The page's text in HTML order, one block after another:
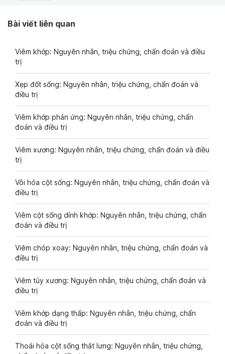
Bài viết liên quan
Viêm khớp: Nguyên nhân, triệu chứng, chẩn đoán và điều
trị
Xẹp đốt sống: Nguyên nhân, triệu chứng, chẩn đoán và
điều trị
Viêm khớp phản ứng: Nguyên nhân, triệu chứng, chẩn
đoán và điều trị
Viêm xương: Nguyên nhân, triệu chứng, chẩn đoán và điều
trị
Vôi hóa cột sống: Nguyên nhân, triệu chứng, chẩn đoán và
điều trị
Viêm cột sống dính khớp: Nguyên nhân, triệu chứng, chẩn
đoán và điều trị
Viêm chóp xoay: Nguyên nhân, triệu chứng, chẩn đoán và
điều trị
Viêm tủy xương: Nguyên nhân, triệu chứng, chẩn đoán và
điều trị
Viêm khớp dạng thấp: Nguyên nhân, triệu chứng, chẩn
đoán và điều trị
Thoái hóa cột sống thắt lưng: Nguyên nhân, triệu chứng,